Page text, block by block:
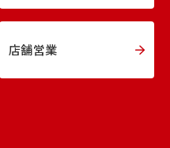
店舗営業